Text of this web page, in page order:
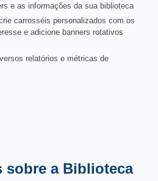
e as informações da sua biblioteca
carrosséis personalizados com os
e adicione banners rotativos
relatórios e métricas de
sobre a Biblioteca